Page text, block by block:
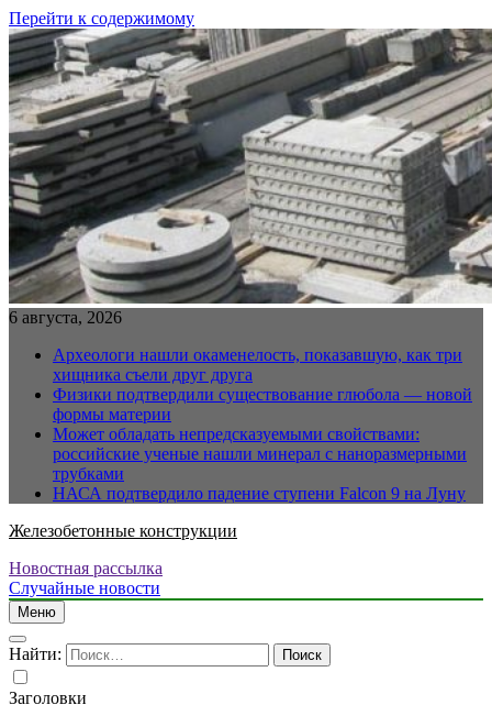
Перейти к содержимому
6 августа, 2026
Археологи нашли окаменелость, показавшую, как три
хищника съели друг друга
Физики подтвердили существование глюбола — новой
формы материи
Может обладать непредсказуемыми свойствами:
российские ученые нашли минерал с наноразмерными
трубками
НАСА подтвердило падение ступени Falcon 9 на Луну
Железобетонные конструкции
Новостная рассылка
Случайные новости
Меню
Найти:
Заголовки